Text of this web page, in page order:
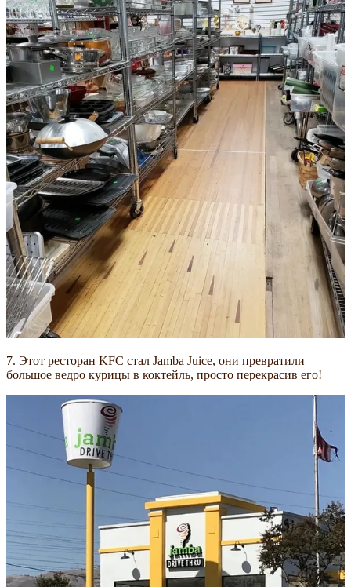
7. Этот ресторан KFC стал Jamba Juice, они превратили
большое ведро курицы в коктейль, просто перекрасив его!